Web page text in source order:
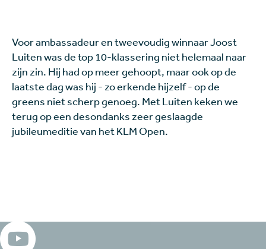
Voor ambassadeur en tweevoudig winnaar Joost
Luiten was de top 10-klassering niet helemaal naar
zijn zin. Hij had op meer gehoopt, maar ook op de
laatste dag was hij - zo erkende hijzelf - op de
greens niet scherp genoeg. Met Luiten keken we
terug op een desondanks zeer geslaagde
jubileumeditie van het KLM Open.